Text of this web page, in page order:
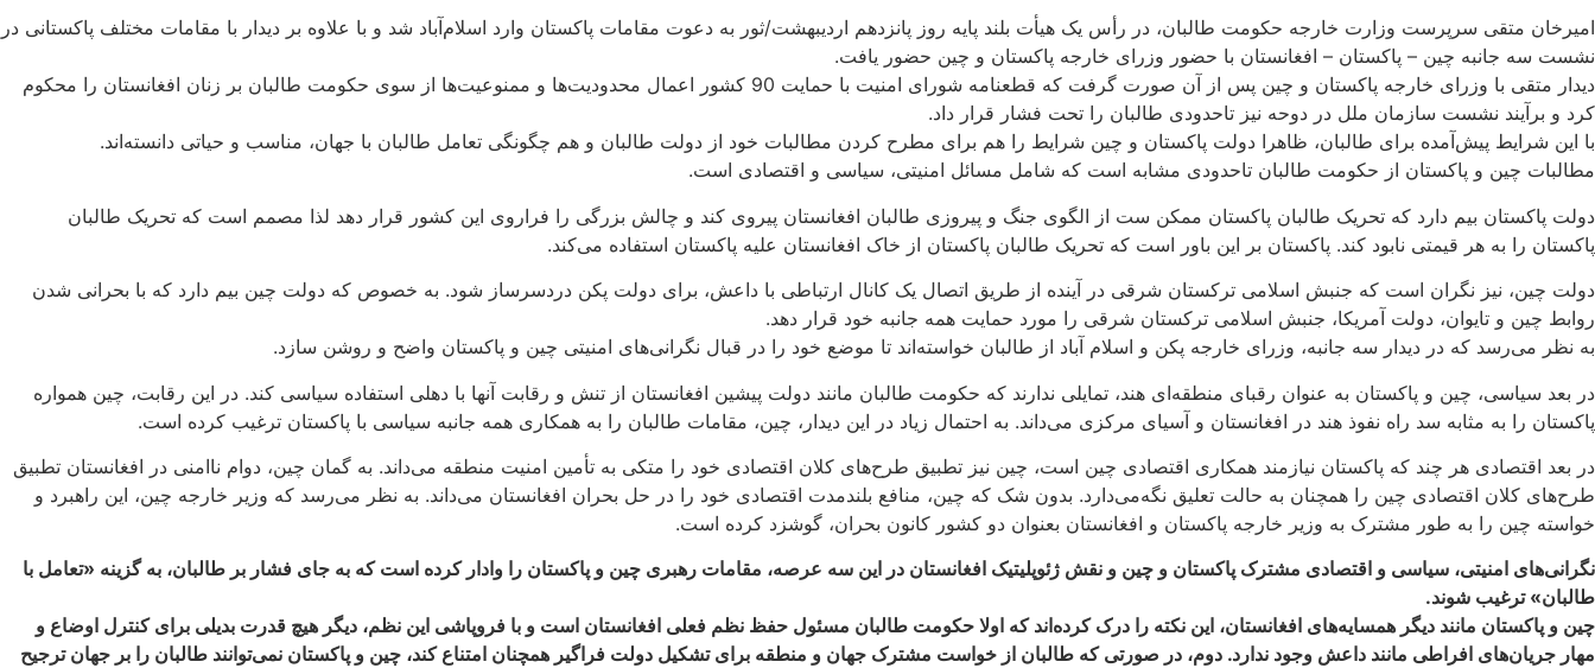
امیرخان متقی سرپرست وزارت خارجه حکومت طالبان، در رأس یک هیأت بلند پایه روز پانزدهم اردیبهشت/ثور به دعوت مقامات پاکستان وارد اسلام‌آباد شد و با علاوه بر دیدار با مقامات مختلف پاکستانی در
نشست سه جانبه چین – پاکستان – افغانستان با حضور وزرای خارجه پاکستان و چین حضور یافت.
دیدار متقی با وزرای خارجه پاکستان و چین پس از آن صورت گرفت که قطعنامه شورای ‌امنیت با حمایت 90 کشور اعمال محدودیت‌ها و ممنوعیت‌ها از سوی حکومت طالبان بر زنان افغانستان را محکوم
کرد و برآیند نشست سازمان‌ ملل در دوحه نیز تاحدودی طالبان را تحت فشار قرار داد.
با این شرایط پیش‌آمده برای طالبان، ظاهرا دولت پاکستان و چین شرایط را هم برای مطرح کردن مطالبات خود از دولت طالبان و هم چگونگی تعامل طالبان با جهان، مناسب و حیاتی دانسته‌اند.
مطالبات چین و پاکستان از حکومت طالبان تاحدودی مشابه است که شامل مسائل امنیتی، سیاسی و اقتصادی است.
دولت پاکستان بیم دارد که تحریک ‌طالبان پاکستان ممکن ست از الگوی جنگ و پیروزی طالبان افغانستان پیروی کند و چالش بزرگی را فراروی این کشور قرار دهد لذا مصمم است که تحریک طالبان
پاکستان را به هر قیمتی نابود کند. پاکستان بر این باور است که تحریک طالبان پاکستان از خاک افغانستان علیه پاکستان استفاده می‌کند.
دولت چین، نیز نگران است که جنبش اسلامی ترکستان شرقی در آینده از طریق اتصال یک کانال ارتباطی با داعش، برای دولت پکن دردسرساز شود. به خصوص که دولت چین بیم دارد که با بحرانی شدن
روابط چین و تایوان، دولت آمریکا، جنبش اسلامی ترکستان شرقی را مورد حمایت همه جانبه خود قرار دهد.
به نظر می‌رسد که در دیدار سه جانبه، وزرای خارجه پکن و اسلام آباد از طالبان خواسته‌اند تا موضع خود را در قبال نگرانی‌های امنیتی چین و پاکستان واضح و روشن سازد.
در بعد سیاسی، چین و پاکستان به عنوان رقبای منطقه‌ای هند، تمایلی ندارند که حکومت طالبان مانند دولت پیشین افغانستان از تنش و رقابت آنها با دهلی استفاده سیاسی کند. در این رقابت، چین همواره
پاکستان را به مثابه سد راه نفوذ هند در افغانستان و آسیای مرکزی می‌داند. به احتمال زیاد در این دیدار، چین، مقامات طالبان را به همکاری همه جانبه سیاسی با پاکستان ترغیب کرده است.
در بعد اقتصادی هر چند که پاکستان نیازمند همکاری اقتصادی چین است، چین نیز تطبیق طرح‌های کلان اقتصادی خود را متکی به تأمین امنیت منطقه می‌داند. به گمان چین، دوام ناامنی در افغانستان تطبیق
طرح‌های کلان اقتصادی چین را همچنان به حالت تعلیق نگه‌می‌دارد. بدون شک که چین، منافع بلند‌مدت اقتصادی خود را در حل بحران افغانستان می‌داند. به نظر می‌رسد که وزیر خارجه چین، این راهبرد و
خواسته چین را به طور مشترک به وزیر خارجه پاکستان و افغانستان بعنوان دو کشور کانون بحران، گوشزد کرده است.
نگرانی‌های امنیتی، سیاسی و اقتصادی مشترک پاکستان و چین و نقش ژئوپلیتیک افغانستان در این سه عرصه، مقامات رهبری چین و پاکستان را وادار کرده‌ است که به جای فشار بر طالبان، به گزینه «تعامل با
طالبان» ترغیب شوند.
چین و پاکستان مانند دیگر همسایه‌های افغانستان، این نکته را درک کرده‌اند که اولا حکومت طالبان مسئول حفظ نظم فعلی افغانستان است و با فروپاشی این نظم، دیگر هیچ قدرت بدیلی برای کنترل اوضاع و
مهار جریان‌های افراطی مانند داعش وجود ندارد. دوم، در صورتی که طالبان از خواست مشترک جهان و منطقه برای تشکیل دولت فراگیر همچنان امتناع کند، چین و پاکستان نمی‌توانند طالبان را بر جهان ترجیح